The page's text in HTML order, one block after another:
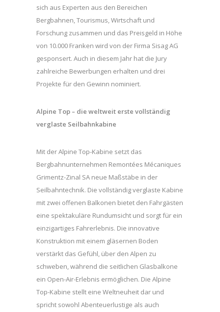
sich aus Experten aus den Bereichen
Bergbahnen, Tourismus, Wirtschaft und
Forschung zusammen und das Preisgeld in Höhe
von 10.000 Franken wird von der Firma Sisag AG
gesponsert. Auch in diesem Jahr hat die Jury
zahlreiche Bewerbungen erhalten und drei
Projekte für den Gewinn nominiert.
Alpine Top – die weltweit erste vollständig
verglaste Seilbahnkabine
Mit der Alpine Top-Kabine setzt das
Bergbahnunternehmen Remontées Mécaniques
Grimentz-Zinal SA neue Maßstäbe in der
Seilbahntechnik. Die vollständig verglaste Kabine
mit zwei offenen Balkonen bietet den Fahrgästen
eine spektakuläre Rundumsicht und sorgt für ein
einzigartiges Fahrerlebnis. Die innovative
Konstruktion mit einem gläsernen Boden
verstärkt das Gefühl, über den Alpen zu
schweben, während die seitlichen Glasbalkone
ein Open-Air-Erlebnis ermöglichen. Die Alpine
Top-Kabine stellt eine Weltneuheit dar und
spricht sowohl Abenteuerlustige als auch